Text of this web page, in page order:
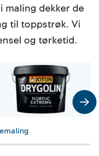
maling dekker de
til toppstrøk. Vi
og tørketid.